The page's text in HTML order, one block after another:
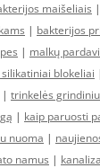
maišeliais |
| bakterijos
| malkų
blokeliai
| trinkelės
| kaip paruosti
nuoma |
namus |